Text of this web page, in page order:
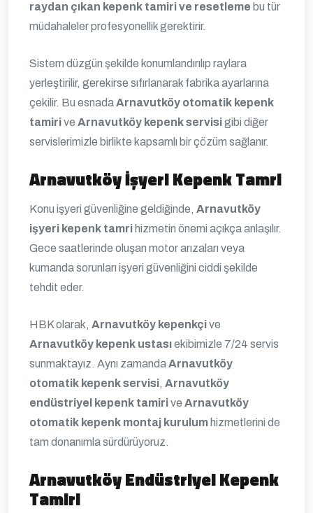
raydan çıkan kepenk tamiri ve resetleme bu tür
müdahaleler profesyonellik gerektirir.
Sistem düzgün şekilde konumlandırılıp raylara
yerleştirilir, gerekirse sıfırlanarak fabrika ayarlarına
çekilir. Bu esnadaArnavutköy otomatik kepenk
tamirive Arnavutköy kepenk servisigibi diğer
servislerimizle birlikte kapsamlı bir çözüm sağlanır.
Arnavutköy İşyeri Kepenk Tamri
Konu işyeri güvenliğine geldiğinde, Arnavutköy
işyeri kepenk tamri hizmetin önemi açıkça anlaşılır.
Gece saatlerinde oluşan motor arızaları veya
kumanda sorunları işyeri güvenliğini ciddi şekilde
tehdit eder.
HBK olarak, Arnavutköy kepenkçive
Arnavutköy kepenk ustasıekibimizle 7/24 servis
sunmaktayız. Aynı zamandaArnavutköy
otomatik kepenk servisi, Arnavutköy
endüstriyel kepenk tamirive Arnavutköy
otomatik kepenk montaj kurulum hizmetlerini de
tam donanımla sürdürüyoruz.
Arnavutköy Endüstriyel Kepenk
Tamiri